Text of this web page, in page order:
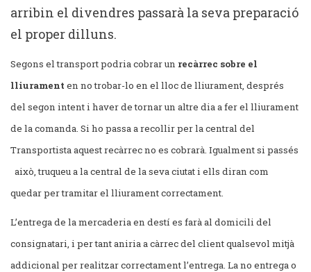
arribin el divendres passarà la seva preparació
el proper dilluns.
Segons el transport podria cobrar un recàrrec sobre el
lliurament en no trobar-lo en el lloc de lliurament, després
del segon intent i haver de tornar un altre dia a fer el lliurament
de la comanda. Si ho passa a recollir per la central del
Transportista aquest recàrrec no es cobrarà. Igualment si passés
això, truqueu a la central de la seva ciutat i ells diran com
quedar per tramitar el lliurament correctament.
L’entrega de la mercaderia en destí es farà al domicili del
consignatari, i per tant aniria a càrrec del client qualsevol mitjà
addicional per realitzar correctament l’entrega. La no entrega o